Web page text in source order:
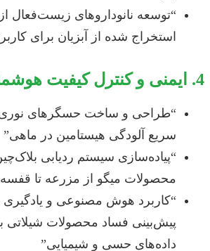
“توسعه نانوداروهای زیست‌فعال
استخراج شده از آبزیان برای
4. ایمنی و کنترل کیفیت هوشمند
“طراحی و ساخت حسگرهای
سریع آلودگی هیستامین در ماهی”
“پیاده‌سازی سیستم ردیابی
محصولات میگو از مزرعه تا
“کاربرد هوش مصنوعی و یادگیری
پیش‌بینی فساد محصولات شیلاتی
داده‌های حسی و شیمیایی”